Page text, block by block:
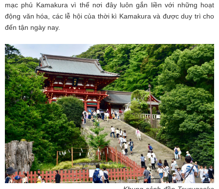
mạc phủ Kamakura vì thế nơi đây luôn gắn liền với những hoạt
động văn hóa, các lễ hội của thời kì Kamakura và được duy trì cho
đến tận ngày nay.